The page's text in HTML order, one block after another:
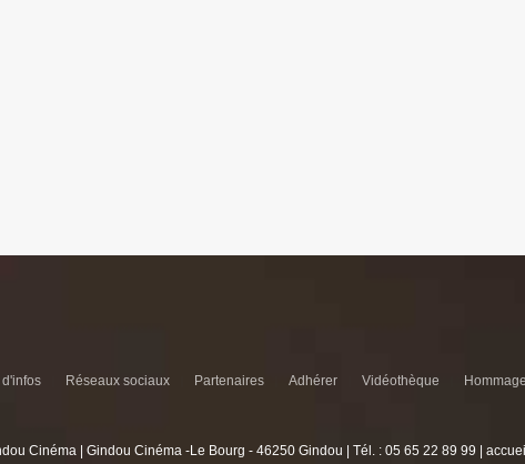
d'infos Réseaux sociaux Partenaires Adhérer Vidéothèque
Cinéma | Gindou Cinéma -Le Bourg - 46250 Gindou | Tél. : 05 65 22 89 99 |